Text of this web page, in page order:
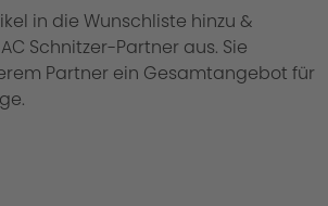
in die Wunschliste hinzu &
Schnitzer-Partner aus. Sie
Partner ein Gesamtangebot für